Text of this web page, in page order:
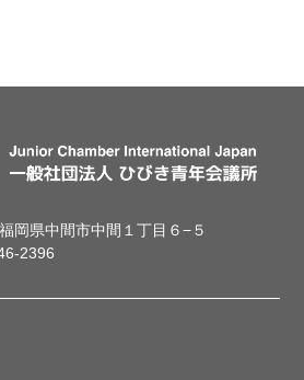
岡県中間市中間１丁目６−５
2396